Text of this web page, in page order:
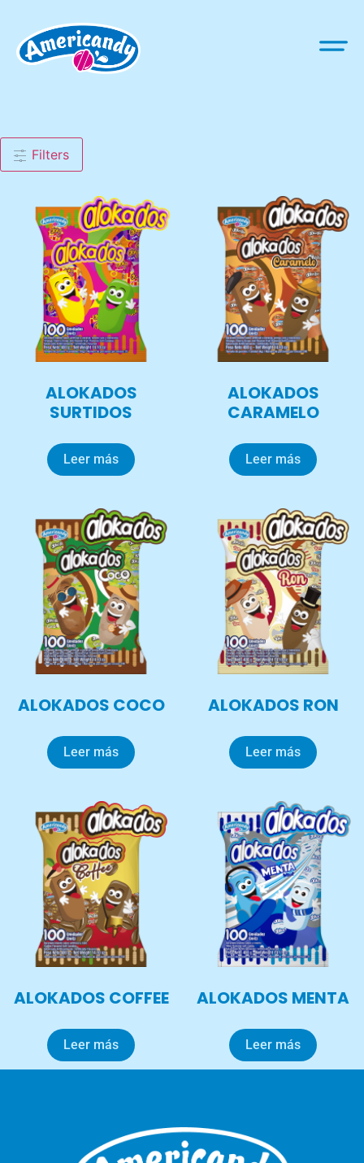
Filters
ALOKADOS
SURTIDOS
Leer más
ALOKADOS
CARAMELO
Leer más
ALOKADOS COCO
Leer más
ALOKADOS RON
Leer más
ALOKADOS COFFEE
Leer más
ALOKADOS MENTA
Leer más